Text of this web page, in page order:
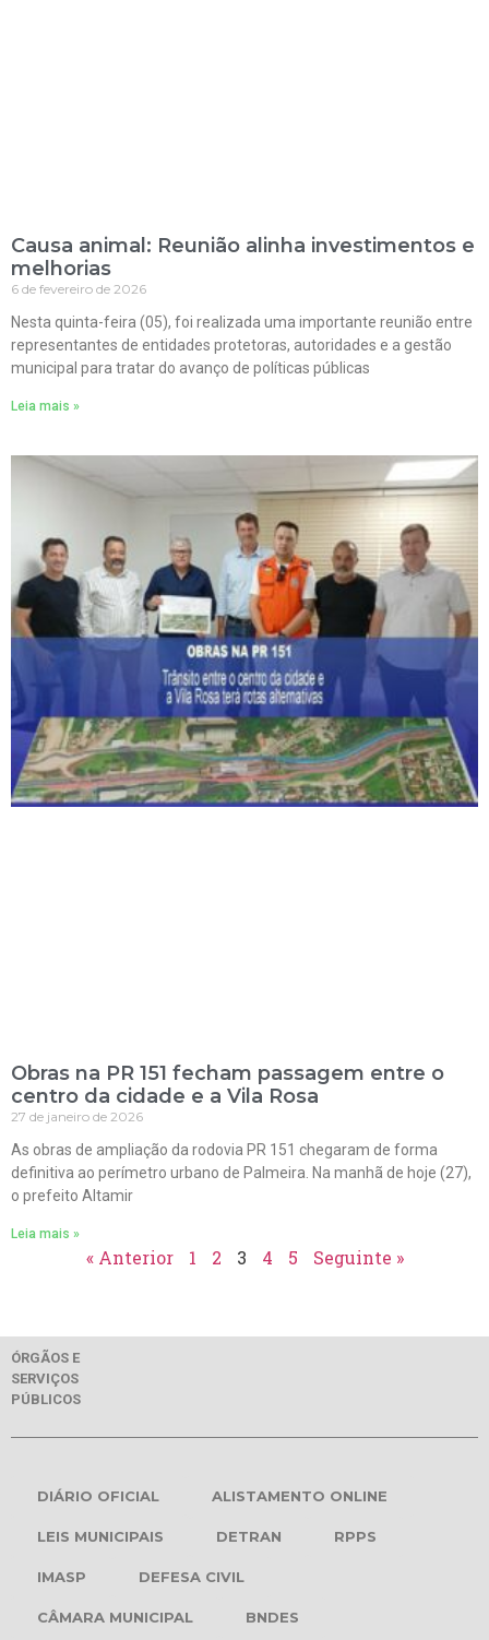
Causa animal: Reunião alinha investimentos e
melhorias
6 de fevereiro de 2026
Nesta quinta-feira (05), foi realizada uma importante reunião entre
representantes de entidades protetoras, autoridades e a gestão
municipal para tratar do avanço de políticas públicas
Leia mais »
Obras na PR 151 fecham passagem entre o
centro da cidade e a Vila Rosa
27 de janeiro de 2026
As obras de ampliação da rodovia PR 151 chegaram de forma
definitiva ao perímetro urbano de Palmeira. Na manhã de hoje (27),
o prefeito Altamir
Leia mais »
« Anterior 1 2 3 4 5 Seguinte »
ÓRGÃOS E
SERVIÇOS
PÚBLICOS
DIÁRIO OFICIAL ALISTAMENTO ONLINE
LEIS MUNICIPAIS DETRAN RPPS
IMASP DEFESA CIVIL
CÂMARA MUNICIPAL BNDES